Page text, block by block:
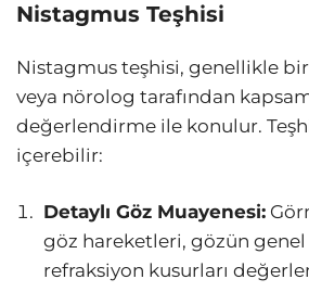
Nistagmus Teşhisi
Nistagmus teşhisi, genellikle
veya nörolog tarafından
değerlendirme ile konulur.
içerebilir:
Detaylı Göz Muayenesi:
göz hareketleri, gözün genel
refraksiyon kusurları